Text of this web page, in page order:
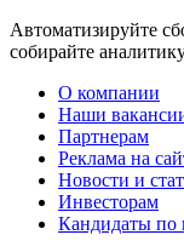
Автоматизируйте
собирайте
О компании
Наши
Партнерам
Реклама на
Новости и
Инвесторам
Кандидаты по